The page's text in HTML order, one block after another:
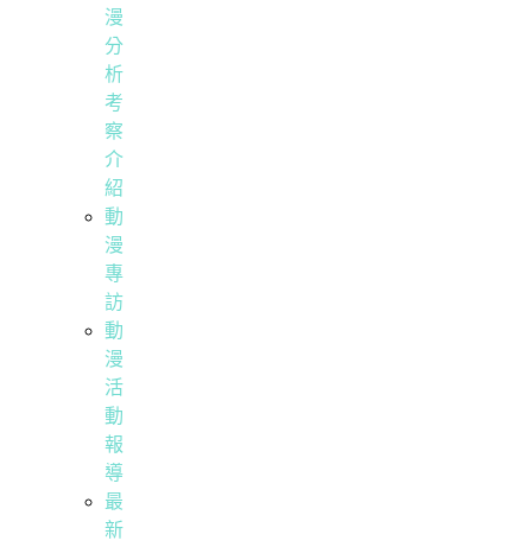
漫
分
析
考
察
介
紹
動
漫
專
訪
動
漫
活
動
報
導
最
新